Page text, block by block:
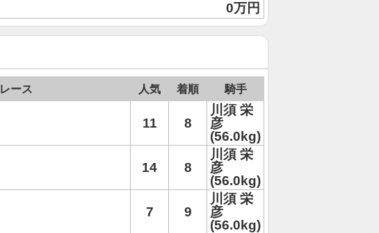
0万円
レース 人気 着順 騎手
11 8
川須 栄
彦
(56.0kg)
14 8
川須 栄
彦
(56.0kg)
7 9
川須 栄
彦
(56.0kg)